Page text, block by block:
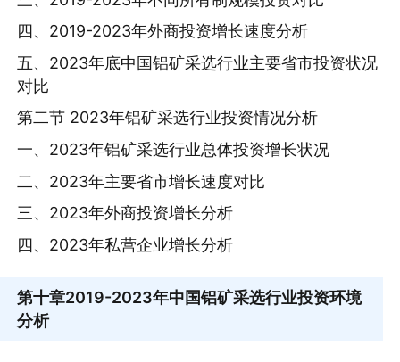
四、2019-2023年外商投资增长速度分析
五、2023年底中国铝矿采选行业主要省市投资状况
对比
第二节 2023年铝矿采选行业投资情况分析
一、2023年铝矿采选行业总体投资增长状况
二、2023年主要省市增长速度对比
三、2023年外商投资增长分析
四、2023年私营企业增长分析
第十章2019-2023年中国铝矿采选行业投资环境
分析